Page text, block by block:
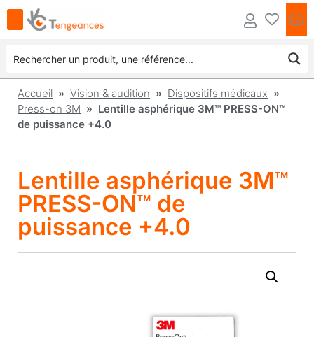
Accueil » Vision & audition » Dispositifs médicaux »
Press-on 3M » Lentille asphérique 3M™ PRESS-ON™
de puissance +4.0
Lentille asphérique 3M™
PRESS-ON™ de
puissance +4.0